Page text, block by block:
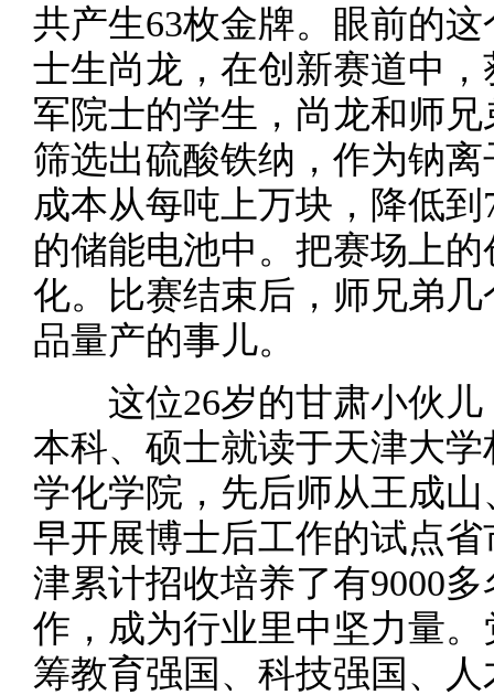
共产生63枚金牌。眼前的
士生尚龙，在创新赛道中
军院士的学生，尚龙和师
筛选出硫酸铁纳，作为钠
成本从每吨上万块，降低
的储能电池中。把赛场上
化。比赛结束后，师兄弟
品量产的事儿。
这位26岁的甘肃小伙儿
本科、硕士就读于天津大
学化学院，先后师从王成
早开展博士后工作的试点
津累计招收培养了有9000
作，成为行业里中坚力量
筹教育强国、科技强国、